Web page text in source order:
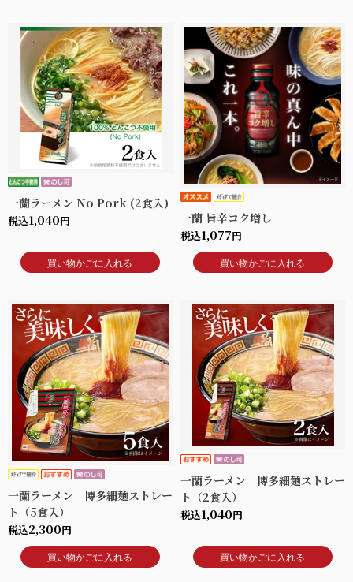
一蘭ラーメン No Pork (2食入)
税込1,040円
買い物かごに入れる
一蘭 旨辛コク増し
税込1,077円
買い物かごに入れる
一蘭ラーメン 博多細麺ストレー
ト（5食入）
税込2,300円
買い物かごに入れる
一蘭ラーメン 博多細麺ストレー
ト（2食入）
税込1,040円
買い物かごに入れる